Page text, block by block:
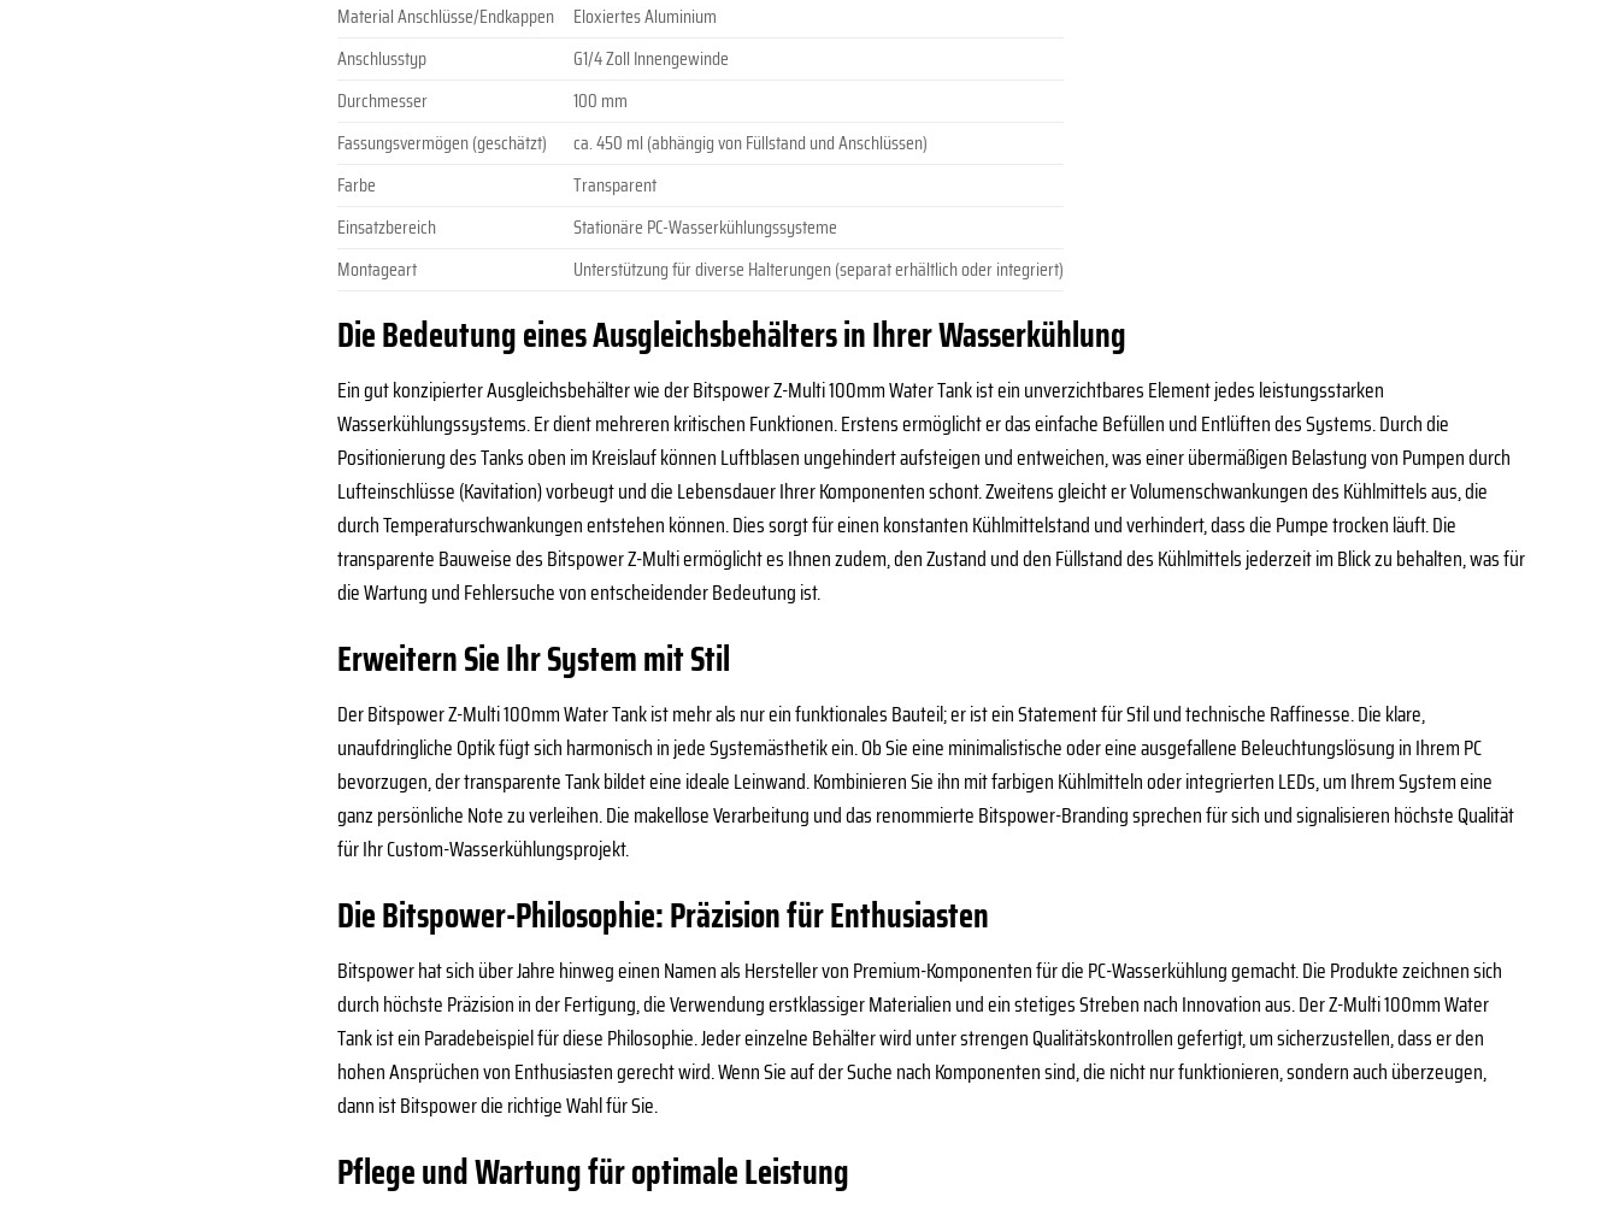
Material Anschlüsse/Endkappen
Eloxiertes Aluminium
Anschlusstyp
G1/4 Zoll Innengewinde
Durchmesser
100 mm
Fassungsvermögen (geschätzt)
ca. 450 ml (abhängig von Füllstand und Anschlüssen)
Farbe
Transparent
Einsatzbereich
Stationäre PC-Wasserkühlungssysteme
Montageart
Unterstützung für diverse Halterungen (separat erhältlich oder integriert)
Die Bedeutung eines Ausgleichsbehälters in Ihrer Wasserkühlung
Ein gut konzipierter Ausgleichsbehälter wie der Bitspower Z-Multi 100mm Water Tank ist ein unverzichtbares Element jedes leistungsstarken
Wasserkühlungssystems. Er dient mehreren kritischen Funktionen. Erstens ermöglicht er das einfache Befüllen und Entlüften des Systems. Durch die
Positionierung des Tanks oben im Kreislauf können Luftblasen ungehindert aufsteigen und entweichen, was einer übermäßigen Belastung von Pumpen durch
Lufteinschlüsse (Kavitation) vorbeugt und die Lebensdauer Ihrer Komponenten schont. Zweitens gleicht er Volumenschwankungen des Kühlmittels aus, die
durch Temperaturschwankungen entstehen können. Dies sorgt für einen konstanten Kühlmittelstand und verhindert, dass die Pumpe trocken läuft. Die
transparente Bauweise des Bitspower Z-Multi ermöglicht es Ihnen zudem, den Zustand und den Füllstand des Kühlmittels jederzeit im Blick zu behalten, was für
die Wartung und Fehlersuche von entscheidender Bedeutung ist.
Erweitern Sie Ihr System mit Stil
Der Bitspower Z-Multi 100mm Water Tank ist mehr als nur ein funktionales Bauteil; er ist ein Statement für Stil und technische Raffinesse. Die klare,
unaufdringliche Optik fügt sich harmonisch in jede Systemästhetik ein. Ob Sie eine minimalistische oder eine ausgefallene Beleuchtungslösung in Ihrem PC
bevorzugen, der transparente Tank bildet eine ideale Leinwand. Kombinieren Sie ihn mit farbigen Kühlmitteln oder integrierten LEDs, um Ihrem System eine
ganz persönliche Note zu verleihen. Die makellose Verarbeitung und das renommierte Bitspower-Branding sprechen für sich und signalisieren höchste Qualität
für Ihr Custom-Wasserkühlungsprojekt.
Die Bitspower-Philosophie: Präzision für Enthusiasten
Bitspower hat sich über Jahre hinweg einen Namen als Hersteller von Premium-Komponenten für die PC-Wasserkühlung gemacht. Die Produkte zeichnen sich
durch höchste Präzision in der Fertigung, die Verwendung erstklassiger Materialien und ein stetiges Streben nach Innovation aus. Der Z-Multi 100mm Water
Tank ist ein Paradebeispiel für diese Philosophie. Jeder einzelne Behälter wird unter strengen Qualitätskontrollen gefertigt, um sicherzustellen, dass er den
hohen Ansprüchen von Enthusiasten gerecht wird. Wenn Sie auf der Suche nach Komponenten sind, die nicht nur funktionieren, sondern auch überzeugen,
dann ist Bitspower die richtige Wahl für Sie.
Pflege und Wartung für optimale Leistung